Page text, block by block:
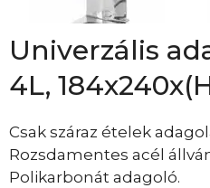
Univerzális
4L,
Csak száraz ételek
Rozsdamentes acél
Polikarbonát adagoló.